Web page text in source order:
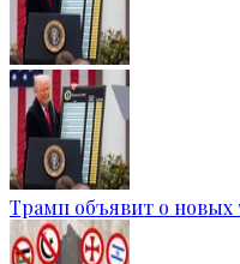
Трамп объявит о новых